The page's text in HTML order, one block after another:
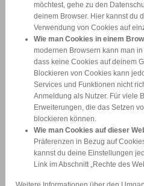
möchtest, gehe zu den
deinem Browser. Hier kannst du
Verwendung von Cookies auf
Wie man Cookies in einem
modernen Browsern kann man
dass keine Cookies auf deinem
Blockieren von Cookies kann
Services und Funktionen nicht
Anmeldung als Nutzer. Für viele
Erweiterungen, die das Setzen
blockieren können.
Wie man Cookies auf dieser
Präferenzen in Bezug auf
kannst du deine Einstellungen
Link im Abschnitt „Rechte des